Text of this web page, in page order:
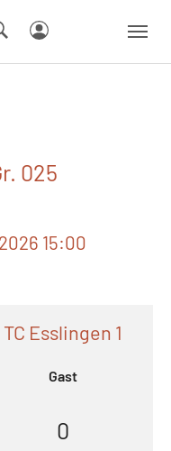
025
15:00
TC Esslingen 1
Gast
0